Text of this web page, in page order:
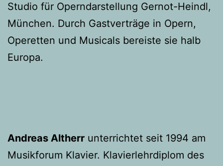
Studio für Operndarstellung Gernot-Heindl,
München. Durch Gastverträge in Opern,
Operetten und Musicals bereiste sie halb
Europa.
Andreas Altherr unterrichtet seit 1994 am
Musikforum Klavier. Klavierlehrdiplom des